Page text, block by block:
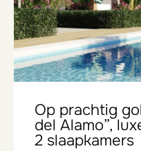
Op prachtig
del Alamo”,
2 slaapkamers